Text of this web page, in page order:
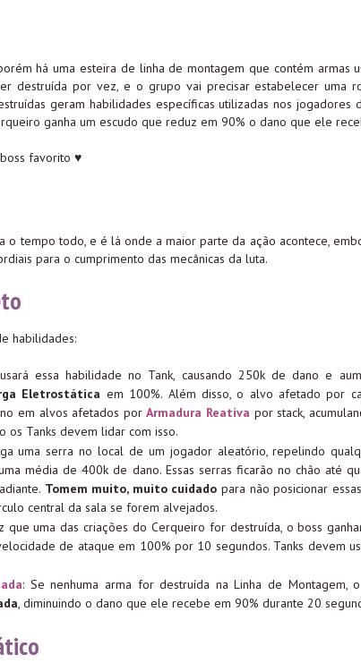
há uma esteira de linha de montagem que contém armas
destruída por vez, e o grupo vai precisar estabelecer uma
geram habilidades específicas utilizadas nos jogadores
ganha um escudo que reduz em 90% o dano que ele
favorito ♥
o tempo todo, e é lá onde a maior parte da ação acontece,
para o cumprimento das mecânicas da luta.
habilidades:
essa habilidade no Tank, causando 250k de dano e
Eletrostática em 100%. Além disso, o alvo afetado por
em alvos afetados porArmadura Reativa por stack,
os Tanks devem lidar com isso.
uma serra no local de um jogador aleatório, repelindo
média de 400k de dano. Essas serras ficarão no chão até
Tomem muito, muito cuidado para não posicionar
central da sala se forem alvejados.
que uma das criações do Cerqueiro for destruída, o boss
de ataque em 100% por 10 segundos. Tanks devem
: Se nenhuma arma for destruída na Linha de Montagem,
, diminuindo o dano que ele recebe em 90% durante 20